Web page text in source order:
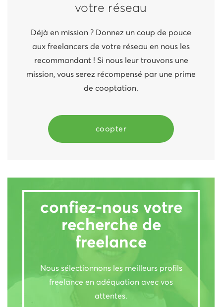
votre réseau
Déjà en mission ? Donnez un coup de pouce
aux freelancers de votre réseau en nous les
recommandant ! Si nous leur trouvons une
mission, vous serez récompensé par une prime
de cooptation.
coopter
confiez-nous votre
recherche de
freelance
Nous sélectionnons les meilleurs profils
freelance en adéquation avec vos
attentes.